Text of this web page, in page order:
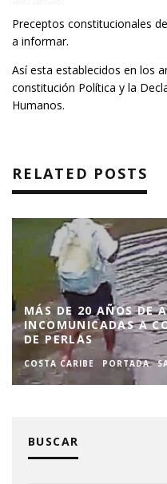
Preceptos constitucionales
a informar.
Así esta establecidos en los
constitución Política y la
Humanos.
RELATED POSTS
MÁS DE 20 AÑOS DE
INCOMUNICADAS A
DE PERLAS
COSTA CARIBE PORTADA
BUSCAR